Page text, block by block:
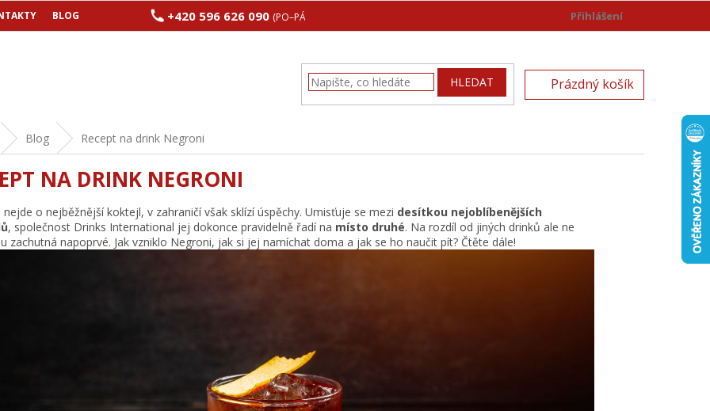
BLOG +420 596 626 090 (PO–PÁ 8:00–17:00) Přihlášení
HLEDAT
NÁKUPNÍ
KOŠÍK
Prázdný košík
Blog Recept na drink Negroni
NA DRINK NEGRONI
nejde o nejběžnější koktejl, v zahraničí však sklízí úspěchy. Umisťuje se mezi desítkou nejoblíbenějších
, společnost Drinks International jej dokonce pravidelně řadí na místo druhé. Na rozdíl od jiných drinků ale ne
zachutná napoprvé. Jak vzniklo Negroni, jak si jej namíchat doma a jak se ho naučit pít? Čtěte dále!